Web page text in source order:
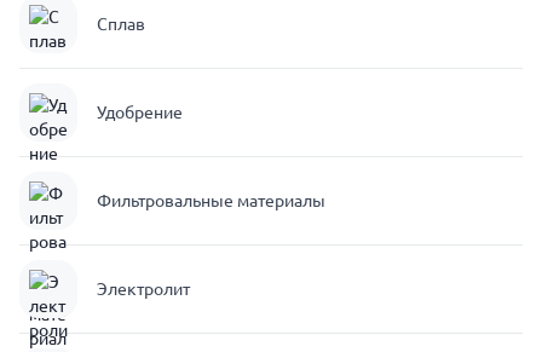
Сплав
Удобрение
Фильтровальные материалы
Электролит